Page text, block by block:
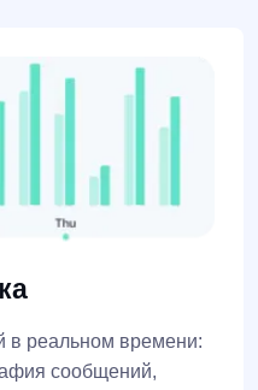
в реальном времени:
сообщений,